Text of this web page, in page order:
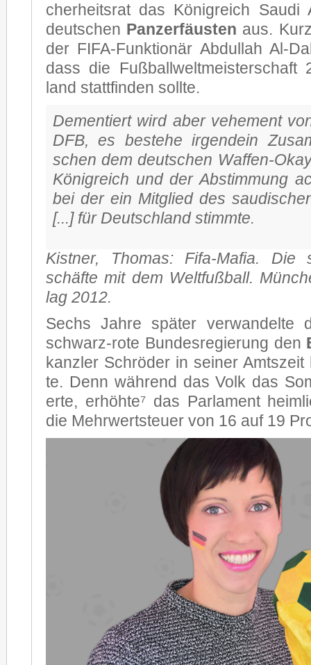
cher­heits­rat das Kö­nig­reich Sau­di
deut­schen Pan­zer­fäus­ten aus.
der FIFA-Funktionär Ab­dul­lah Al-
dass die
land statt­fin­den soll­te.
De­men­tiert wird aber ve­he­ment
DFB, es be­stehe ir­gend­ein
schen dem deut­schen Waffen-
Kö­nig­reich und der Ab­stim­mung
bei der ein Mit­glied des
[...] für Deutsch­land stimm­te.
Kist­ner, Tho­mas: Fifa-Mafia. Die
schäf­te mit dem Welt­fuß­ball.
lag 2012.
Sechs Jah­re spä­ter ver­wan­del­te
schwarz-rote Bun­des­re­gie­rung den
kanz­ler Schrö­der in sei­ner
te. Denn wäh­rend das Volk das
er­te, er­höh­te⁷ das Par­la­ment
die Mehr­wert­steu­er von 16 auf 19